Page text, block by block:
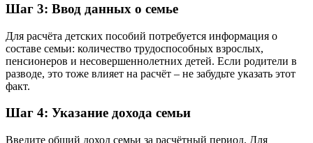
Шаг 3: Ввод данных о семье
Для расчёта детских пособий потребуется информация о
составе семьи: количество трудоспособных взрослых,
пенсионеров и несовершеннолетних детей. Если родители в
разводе, это тоже влияет на расчёт – не забудьте указать этот
факт.
Шаг 4: Указание дохода семьи
Введите общий доход семьи за расчётный период. Для